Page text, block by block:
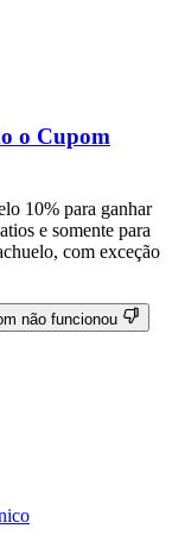
o Cupom
10% para ganhar
e somente para
com exceção
não funcionou